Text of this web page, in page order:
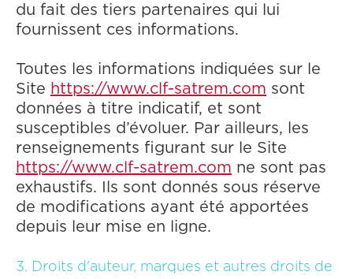
du fait des tiers partenaires qui lui
fournissent ces informations.
Toutes les informations indiquées sur le
Site https://www.clf-satrem.com sont
données à titre indicatif, et sont
susceptibles d’évoluer. Par ailleurs, les
renseignements figurant sur le Site
https://www.clf-satrem.com ne sont pas
exhaustifs. Ils sont donnés sous réserve
de modifications ayant été apportées
depuis leur mise en ligne.
3. Droits d'auteur, marques et autres droits de